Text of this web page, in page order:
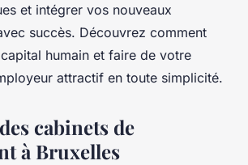
et intégrer vos nouveaux
succès. Découvrez comment
humain et faire de votre
attractif en toute simplicité.
cabinets de
à Bruxelles